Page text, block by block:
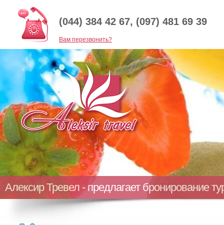
(044) 384 42 67, (097) 481 69 39
Baм перезвонить?
Алексир Тревел - предлагает бронирование